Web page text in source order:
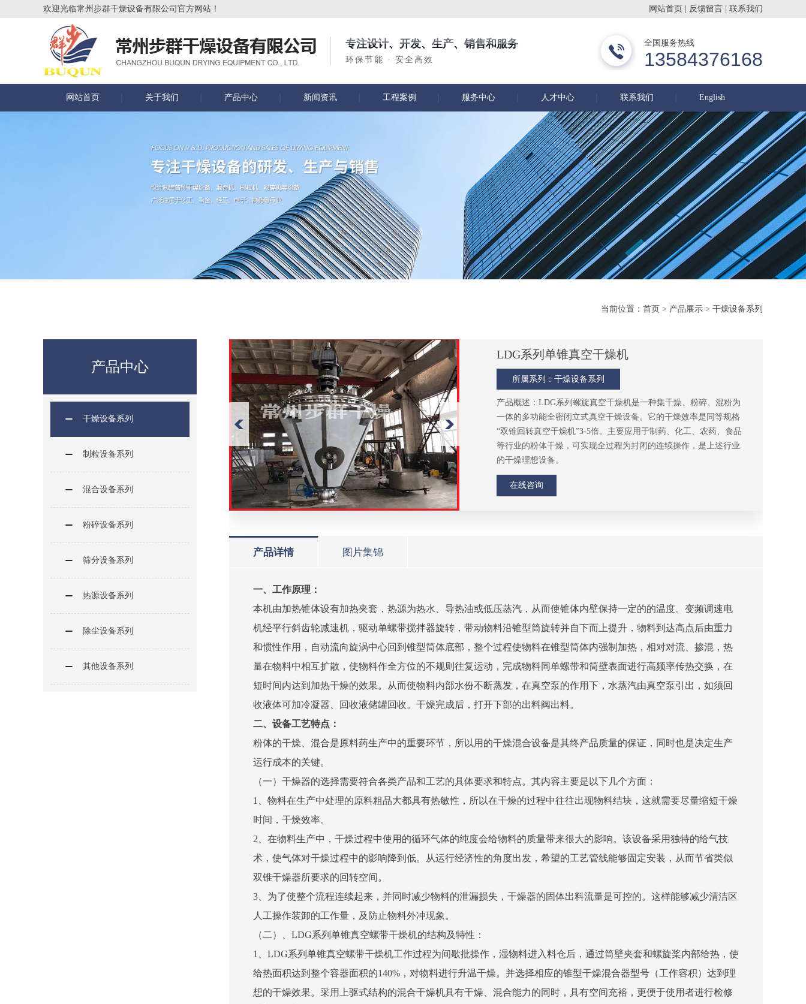
欢迎光临常州步群干燥设备有限公司官方网站！ 网站首页 反馈留言 联系我们
专注设计、开发、生产、销售和服务
环保节能 · 安全高效
全国服务热线
13584376168
网站首页 关于我们 产品中心 新闻资讯 工程案例 服务中心 人才中心 联系我们 English
当前位置： 首页 > 产品展示 > 干燥设备系列
产品中心
干燥设备系列
制粒设备系列
混合设备系列
粉碎设备系列
筛分设备系列
热源设备系列
除尘设备系列
其他设备系列
LDG系列单锥真空干燥机
所属系列： 干燥设备系列
产品概述：LDG系列螺旋真空干燥机是一种集干燥、粉碎、混粉为
一体的多功能全密闭立式真空干燥设备。它的干燥效率是同等规格
“双锥回转真空干燥机”3-5倍。主要应用于制药、化工、农药、食品
等行业的粉体干燥，可实现全过程为封闭的连续操作，是上述行业
的干燥理想设备。
在线咨询
产品详情 图片集锦
一、工作原理：
本机由加热锥体设有加热夹套，热源为热水、导热油或低压蒸汽，从而使锥体内壁保持一定的的温度。变频调速电
机经平行斜齿轮减速机，驱动单螺带搅拌器旋转，带动物料沿锥型筒旋转并自下而上提升，物料到达高点后由重力
和惯性作用，自动流向旋涡中心回到锥型筒体底部，整个过程使物料在锥型筒体内强制加热，相对对流、掺混，热
量在物料中相互扩散，使物料作全方位的不规则往复运动，完成物料同单螺带和筒壁表面进行高频率传热交换，在
短时间内达到加热干燥的效果。从而使物料内部水份不断蒸发，在真空泵的作用下，水蒸汽由真空泵引出，如须回
收液体可加冷凝器、回收液储罐回收。干燥完成后，打开下部的出料阀出料。
二、设备工艺特点：
粉体的干燥、混合是原料药生产中的重要环节，所以用的干燥混合设备是其终产品质量的保证，同时也是决定生产
运行成本的关键。
（一）干燥器的选择需要符合各类产品和工艺的具体要求和特点。其内容主要是以下几个方面：
1、物料在生产中处理的原料粗品大都具有热敏性，所以在干燥的过程中往往出现物料结块，这就需要尽量缩短干燥
时间，干燥效率。
2、在物料生产中，干燥过程中使用的循环气体的纯度会给物料的质量带来很大的影响。该设备采用独特的给气技
术，使气体对干燥过程中的影响降到低。从运行经济性的角度出发，希望的工艺管线能够固定安装，从而节省类似
双锥干燥器所要求的回转空间。
3、为了使整个流程连续起来，并同时减少物料的泄漏损失，干燥器的固体出料流量是可控的。这样能够减少清洁区
人工操作装卸的工作量，及防止物料外冲现象。
（二）、LDG系列单锥真空螺带干燥机的结构及特性：
1、LDG系列单锥真空螺带干燥机工作过程为间歇批操作，湿物料进入料仓后，通过筒壁夹套和螺旋桨内部给热，使
给热面积达到整个容器面积的140%，对物料进行升温干燥。并选择相应的锥型干燥混合器型号（工作容积）达到理
想的干燥效果。采用上驱式结构的混合干燥机具有干燥、混合能力的同时，具有空间充裕，更便于使用者进行检修